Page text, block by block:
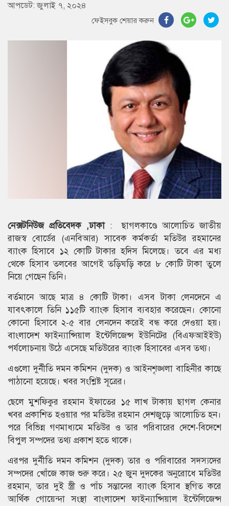
আপডেট: জুলাই ৭, ২০২৪
ফেইসবুক শেয়ার করুন
নেক্সটনিউজ প্রতিবেদক ,ঢাকা: ছাগলকাণ্ডে আলোচিত জাতীয়
রাজস্ব বোর্ডের (এনবিআর) সাবেক কর্মকর্তা মতিউর রহমানের
ব্যাংক হিসাবে ১২ কোটি টাকার হদিস মিলেছে। তবে এর মধ্য
থেকে হিসাব তলবের আগেই তড়িঘড়ি করে ৮ কোটি টাকা তুলে
নিয়ে গেছেন তিনি।
বর্তমানে আছে মাত্র ৪ কোটি টাকা। এসব টাকা লেনদেনে এ
যাবৎকালে তিনি ১১৫টি ব্যাংক হিসাব ব্যবহার করেছেন। কোনো
কোনো হিসাবে ২-৫ বার লেনদেন করেই বন্ধ করে দেওয়া হয়।
বাংলাদেশ ফাইন্যান্সিয়াল ইন্টেলিজেন্স ইউনিটের (বিএফআইইউ)
পর্যলোচনায় উঠে এসেছে মতিউরের ব্যাংক হিসাবের এসব তথ্য।
এগুলো দুর্নীতি দমন কমিশন (দুদক) ও আইনশৃঙ্খলা বাহিনীর কাছে
পাঠানো হয়েছে। খবর সংশ্লিষ্ট সূত্রের।
ছেলে মুশফিকুর রহমান ইফাতের ১৫ লাখ টাকায় ছাগল কেনার
খবর প্রকাশিত হওয়ার পর মতিউর রহমান দেশজুড়ে আলোচিত হন।
পরে বিভিন্ন গণমাধ্যমে মতিউর ও তার পরিবারের দেশে-বিদেশে
বিপুল সম্পদের তথ্য প্রকাশ হতে থাকে।
এরপর দুর্নীতি দমন কমিশন (দুদক) তার ও পরিবারের সদস্যদের
সম্পদের খোঁজে কাজ শুরু করে। ২৫ জুন দুদকের অনুরোধে মতিউর
রহমান, তার দুই স্ত্রী ও পাঁচ সন্তানের ব্যাংক হিসাব স্থগিত করে
আর্থিক গোয়েন্দা সংস্থা বাংলাদেশ ফাইন্যান্সিয়াল ইন্টেলিজেন্স